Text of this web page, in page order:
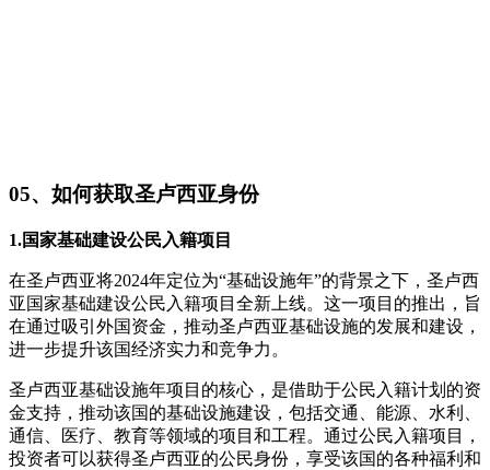
05、如何获取圣卢西亚身份
1.国家基础建设公民入籍项目
在圣卢西亚将2024年定位为“基础设施年”的背景之下，圣卢西
亚国家基础建设公民入籍项目全新上线。这一项目的推出，旨
在通过吸引外国资金，推动圣卢西亚基础设施的发展和建设，
进一步提升该国经济实力和竞争力。
圣卢西亚基础设施年项目的核心，是借助于公民入籍计划的资
金支持，推动该国的基础设施建设，包括交通、能源、水利、
通信、医疗、教育等领域的项目和工程。通过公民入籍项目，
投资者可以获得圣卢西亚的公民身份，享受该国的各种福利和